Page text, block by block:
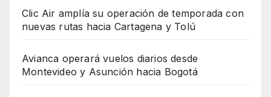
Clic Air amplía su operación de temporada con
nuevas rutas hacia Cartagena y Tolú
Avianca operará vuelos diarios desde
Montevideo y Asunción hacia Bogotá